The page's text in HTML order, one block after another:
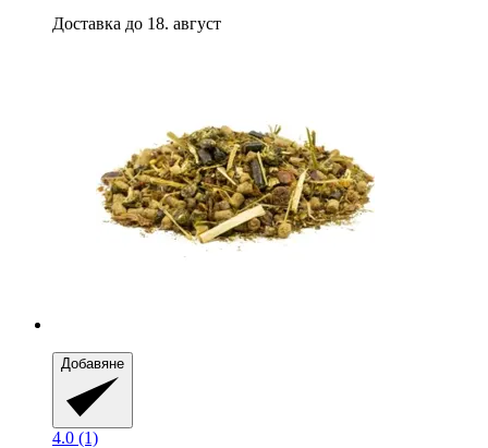
Доставка до 18. август
Добавяне
4.0 (1)